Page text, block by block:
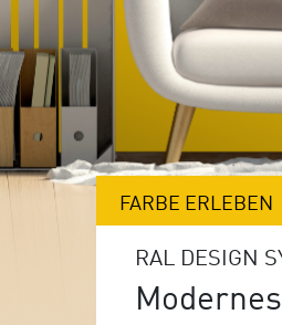
FARBE ERLEBEN
RAL DESIGN